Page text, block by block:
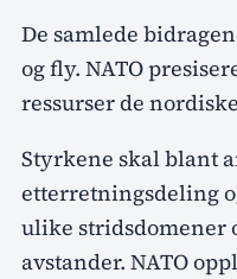
De samlede
og fly. NATO
ressurser de
Styrkene skal blant
etterretningsdeling
ulike stridsdomener
avstander. NATO